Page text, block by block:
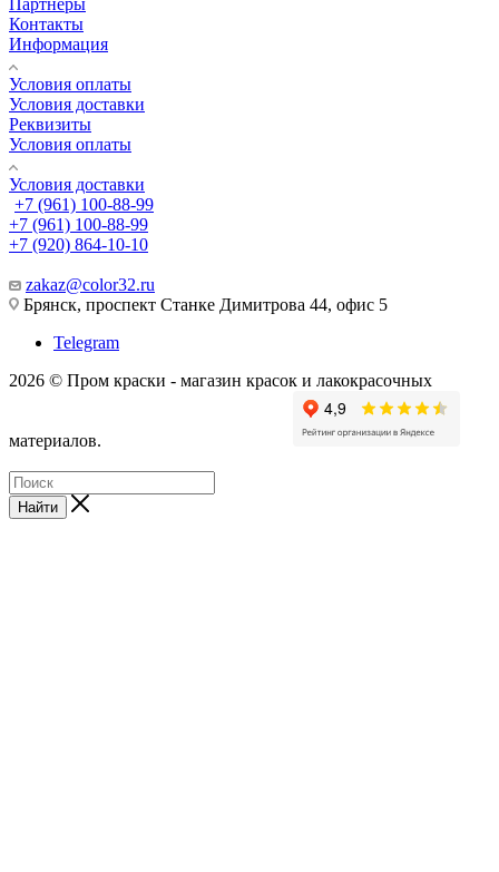
Контакты
Информация
Условия оплаты
Условия доставки
Реквизиты
Условия оплаты
Условия доставки
+7 (961) 100-88-99
+7 (961) 100-88-99
+7 (920) 864-10-10
zakaz@color32.ru
Брянск, проспект Станке Димитрова 44, офис 5
Telegram
2026 © Пром краски - магазин красок и лакокрасочных
материалов.
Найти